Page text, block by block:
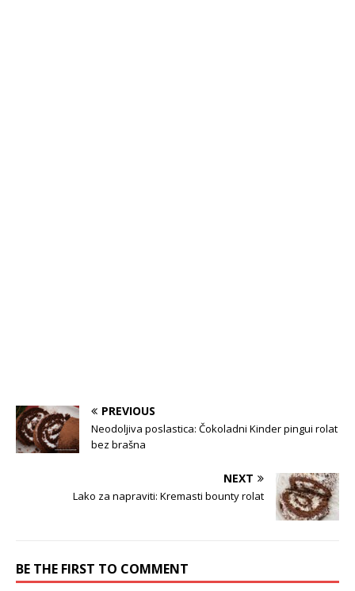
PREVIOUS
Neodoljiva poslastica: Čokoladni Kinder pingui rolat
bez brašna
NEXT
Lako za napraviti: Kremasti bounty rolat
BE THE FIRST TO COMMENT